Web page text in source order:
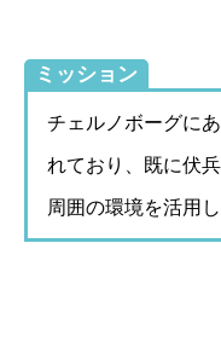
ミッション
チェルノボーグに
れており、既に伏
周囲の環境を活用し